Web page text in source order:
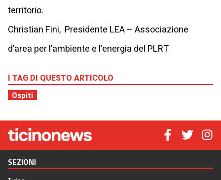
territorio.
Christian Fini, Presidente LEA – Associazione
d’area per l’ambiente e l’energia del PLRT
I TAG DI QUESTO ARTICOLO
Ospiti
SEZIONI